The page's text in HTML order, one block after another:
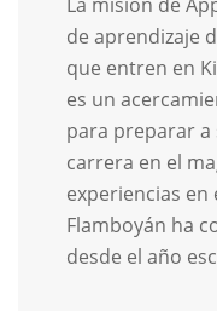
de aprendizaje
que entren en
es un
para preparar a
carrera en el
experiencias en
Flamboyán ha
desde el año